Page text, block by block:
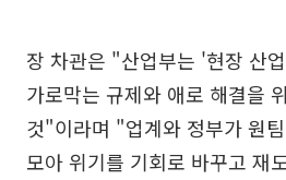
장 차관은 "산업부는 '현장 산
가로막는 규제와 애로 해결을
것"이라며 "업계와 정부가 원
모아 위기를 기회로 바꾸고 재